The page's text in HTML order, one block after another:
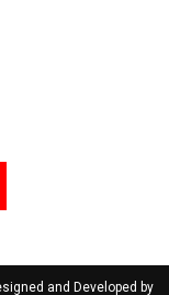
and Developed by